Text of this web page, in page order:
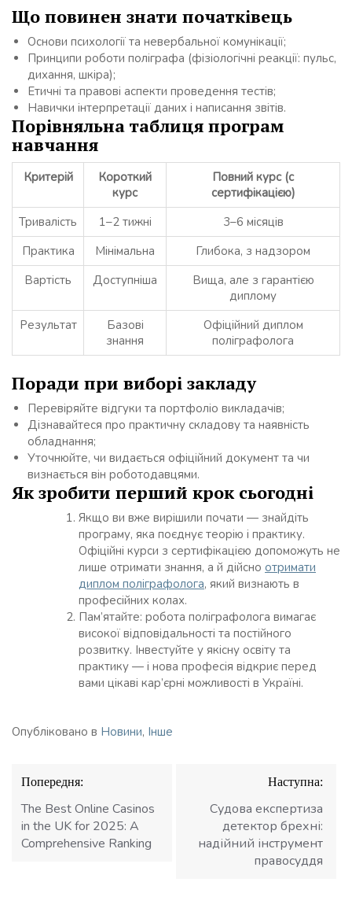
Що повинен знати початківець
Основи психології та невербальної комунікації;
Принципи роботи поліграфа (фізіологічні реакції: пульс,
дихання, шкіра);
Етичні та правові аспекти проведення тестів;
Навички інтерпретації даних і написання звітів.
Порівняльна таблиця програм
навчання
Критерій
Короткий
курс
Повний курс (с
сертифікацією)
Тривалість
1–2 тижні
3–6 місяців
Практика
Мінімальна
Глибока, з надзором
Вартість
Доступніша
Вища, але з гарантією
диплому
Результат
Базові
знання
Офіційний диплом
поліграфолога
Поради при виборі закладу
Перевіряйте відгуки та портфоліо викладачів;
Дізнавайтеся про практичну складову та наявність
обладнання;
Уточнюйте, чи видається офіційний документ та чи
визнається він роботодавцями.
Як зробити перший крок сьогодні
Якщо ви вже вирішили почати — знайдіть
програму, яка поєднує теорію і практику.
Офіційні курси з сертифікацією допоможуть не
лише отримати знання, а й дійсно отримати
диплом поліграфолога, який визнають в
професійних колах.
Пам’ятайте: робота поліграфолога вимагає
високої відповідальності та постійного
розвитку. Інвестуйте у якісну освіту та
практику — і нова професія відкриє перед
вами цікаві кар’єрні можливості в Україні.
Опубліковано в Новини, Інше
Навігація
записів
Попередня:
The Best Online Casinos
in the UK for 2025: A
Comprehensive Ranking
Наступна:
Судова експертиза
детектор брехні:
надійний інструмент
правосуддя